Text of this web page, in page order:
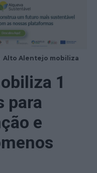
Alto Alentejo mobiliza
1
para
e